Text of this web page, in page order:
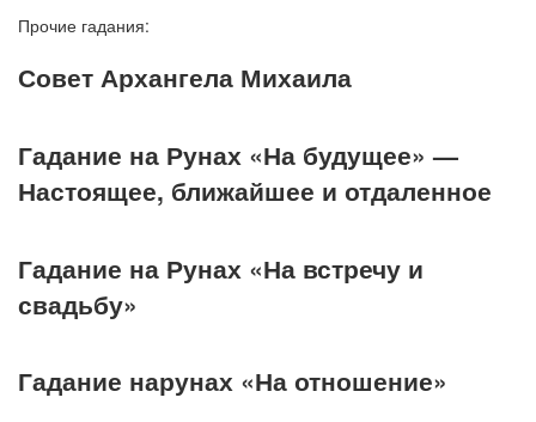
Прочие гадания:
Совет Архангела Михаила
Гадание на Рунах «На будущее» —
Настоящее, ближайшее и отдаленное
Гадание на Рунах «На встречу и
свадьбу»
Гадание нарунах «На отношение»